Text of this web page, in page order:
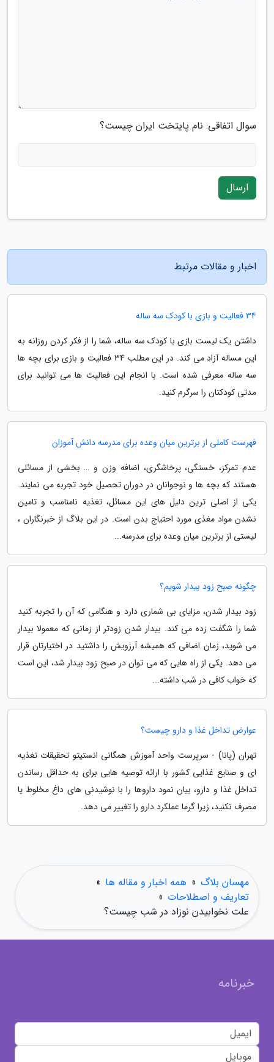
سوال اتفاقی: نام پایتخت ایران چیست؟
ارسال
اخبار و مقالات مرتبط
34 فعالیت و بازی با کودک سه ساله
داشتن یک لیست بازی با کودک سه ساله، شما را از فکر کردن روزانه به
این مساله آزاد می کند. در این مطلب 34 فعالیت و بازی برای بچه ها
سه ساله معرفی شده است. با انجام این فعالیت ها می توانید برای
مدتی کودکتان را سرگرم کنید.
فهرست کاملی از برترین میان وعده برای مدرسه دانش آموزان
عدم تمرکز، خستگی، پرخاشگری، اضافه وزن و … بخشی از مسائلی
هستند که بچه ها و نوجوانان در دوران تحصیل خود تجربه می نمایند.
یکی از اصلی ترین دلیل های این مسائل، تغذیه نامناسب و تامین
نشدن مواد مغذی مورد احتیاج بدن است. در این بلاگ از خبرنگاران ،
لیستی از برترین میان وعده برای مدرسه...
چگونه صبح زود بیدار شویم؟
زود بیدار شدن، مزایای بی شماری دارد و هنگامی که آن را تجربه کنید
شما را شگفت زده می کند. بیدار شدن زودتر از زمانی که معمولا بیدار
می شوید، زمان اضافی که همیشه آرزویش را داشتید در اختیارتان قرار
می دهد. یکی از راه هایی که می توان در صبح زود بیدار شد، این است
که خواب کافی در شب داشته...
عوارض تداخل غذا و دارو چیست؟
تهران (پانا) - سرپرست واحد آموزش همگانی انستیتو تحقیقات تغذیه
ای و صنایع غذایی کشور با ارائه توصیه هایی برای به حداقل رساندن
تداخل غذا و دارو، بیان نمود داروها را با نوشیدنی های داغ مخلوط یا
مصرف نکنید، زیرا گرما عملکرد دارو را تغییر می دهد.
مهسان بلاگ » همه اخبار و مقاله ها »
تعاریف و اصطلاحات »
علت نخوابیدن نوزاد در شب چیست؟
خبرنامه